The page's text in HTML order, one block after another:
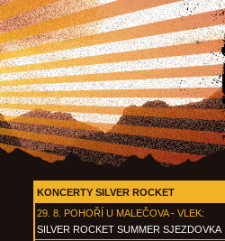
KONCERTY SILVER ROCKET
29. 8. POHOŘÍ U MALEČOVA - VLEK:
SILVER ROCKET SUMMER SJEZDOVKA